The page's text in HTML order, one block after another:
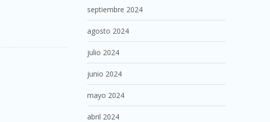
septiembre 2024
agosto 2024
julio 2024
junio 2024
mayo 2024
abril 2024